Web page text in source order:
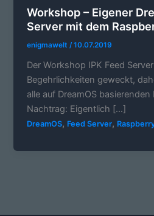
Workshop – Eigener
Server mit dem
enigmawelt/10.07.2019
Der Workshop IPK Feed
Begehrlichkeiten geweckt,
alle auf DreamOS
Nachtrag: Eigentlich […]
DreamOS, Feed Server,